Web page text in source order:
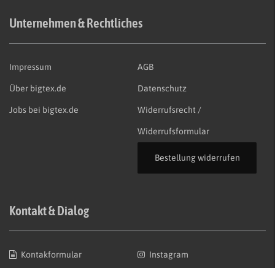
Unternehmen & Rechtliches
Impressum
Über bigtex.de
Jobs bei bigtex.de
AGB
Datenschutz
Widerrufsrecht /
Widerrufsformular
Bestellung widerrufen
Kontakt & Dialog
Kontakformular Instagram